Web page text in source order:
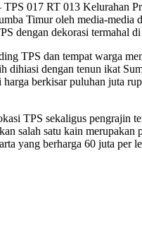
TPS 017 RT 013 Kelurahan
Timur oleh media-media
dengan dekorasi termahal
TPS dan tempat warga
dihiasi dengan tenun ikat
berkisar puluhan juta
TPS sekaligus pengrajin
salah satu kain merupakan
yang berharga 60 juta per